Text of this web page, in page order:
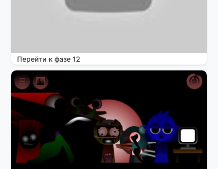
Перейти к фазе 12